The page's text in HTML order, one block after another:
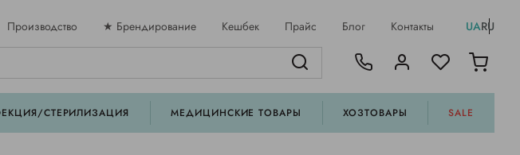
Производство ★ Брендирование Кешбек Прайс Блог Контакты UARU
СТЕРИЛИЗАЦИЯ МЕДИЦИНСКИЕ ТОВАРЫ ХОЗТОВАРЫ SALE